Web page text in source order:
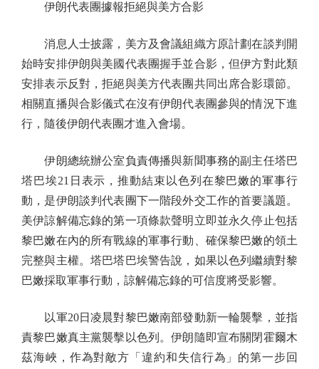
伊朗代表團據報拒絕與美方合影
消息人士披露，美方及會議組織方原計劃在談判開
始時安排伊朗與美國代表團握手並合影，但伊方對此類
安排表示反對，拒絕與美方代表團共同出席合影環節。
相關直播與合影儀式在沒有伊朗代表團參與的情況下進
行，隨後伊朗代表團才進入會場。
伊朗總統辦公室負責傳播與新聞事務的副主任塔巴
塔巴埃21日表示，推動結束以色列在黎巴嫩的軍事行
動，是伊朗談判代表團下一階段外交工作的首要議題。
美伊諒解備忘錄的第一項條款聲明立即並永久停止包括
黎巴嫩在內的所有戰線的軍事行動、確保黎巴嫩的領土
完整與主權。塔巴塔巴埃警告說，如果以色列繼續對黎
巴嫩採取軍事行動，諒解備忘錄的可信度將受影響。
以軍20日凌晨對黎巴嫩南部發動新一輪襲擊，並指
責黎巴嫩真主黨襲擊以色列。伊朗隨即宣布關閉霍爾木
茲海峽，作為對敵方「違約和失信行為」的第一步回